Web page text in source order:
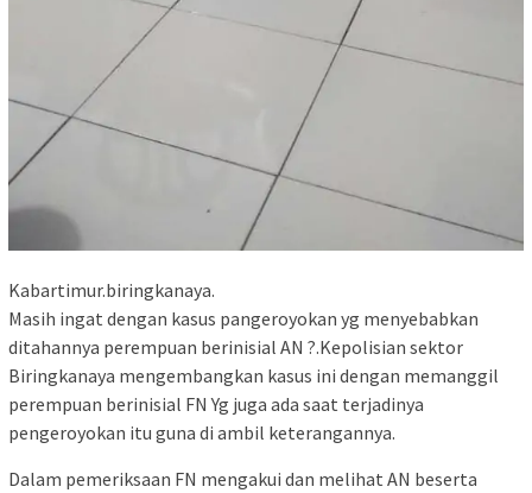
Kabartimur.biringkanaya.
Masih ingat dengan kasus pangeroyokan yg menyebabkan
ditahannya perempuan berinisial AN ?.Kepolisian sektor
Biringkanaya mengembangkan kasus ini dengan memanggil
perempuan berinisial FN Yg juga ada saat terjadinya
pengeroyokan itu guna di ambil keterangannya.
Dalam pemeriksaan FN mengakui dan melihat AN beserta